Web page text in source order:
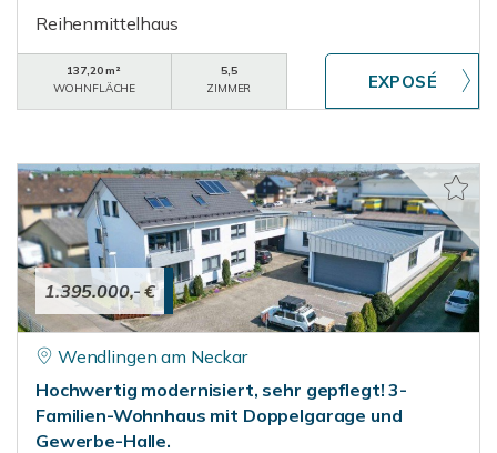
Reihenmittelhaus
137,20 m²
WOHNFLÄCHE
5,5
ZIMMER
1.395.000,- €
Wendlingen am Neckar
Hochwertig modernisiert, sehr gepflegt! 3-
Familien-Wohnhaus mit Doppelgarage und
Gewerbe-Halle.